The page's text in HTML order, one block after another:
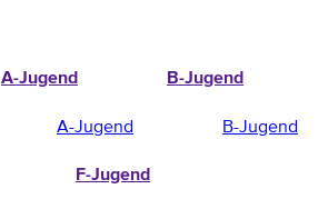
A-Jugend
A-Jugend
B-Jugend
B-Jugend
F-Jugend